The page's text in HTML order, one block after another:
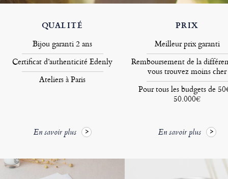
QUALITÉ
Bijou garanti 2 ans
Certificat d’authenticité Edenly
Ateliers à Paris
En savoir plus
PRIX
Meilleur prix garanti
Remboursement de la
vous trouvez moins cher
Pour tous les budgets de
50.000€
En savoir plus